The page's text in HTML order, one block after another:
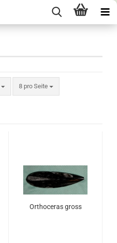
8 pro Seite
pro Seite
Orthoceras gross